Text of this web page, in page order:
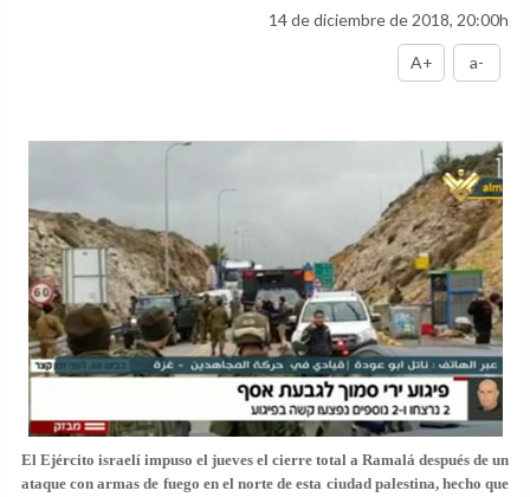
14 de diciembre de 2018, 20:00h
A+ a-
El Ejército israelí impuso el jueves el cierre total a Ramalá después de un
ataque con armas de fuego en el norte de esta ciudad palestina, hecho que